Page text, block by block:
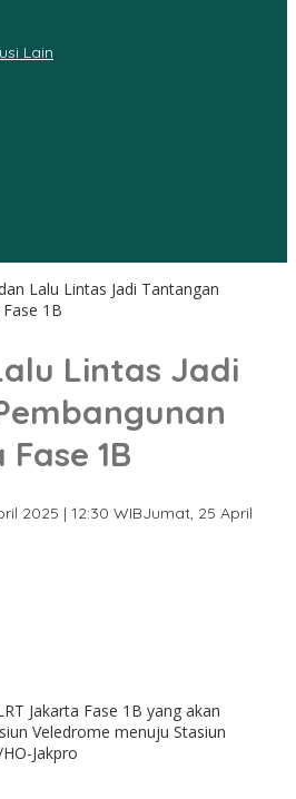
Lain
Lalu Lintas Jadi Tantangan
1B
Lintas Jadi
1B
2025 | 12:30 WIBJumat, 25 April
Jakarta Fase 1B yang akan
Veledrome menuju Stasiun
Jakpro